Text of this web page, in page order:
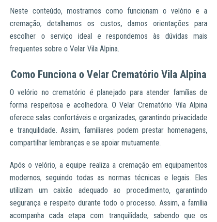
Neste conteúdo, mostramos como funcionam o velório e a
cremação, detalhamos os custos, damos orientações para
escolher o serviço ideal e respondemos às dúvidas mais
frequentes sobre o Velar Vila Alpina.
Como Funciona o Velar Crematório Vila Alpina
O velório no crematório é planejado para atender famílias de
forma respeitosa e acolhedora. O Velar Crematório Vila Alpina
oferece salas confortáveis e organizadas, garantindo privacidade
e tranquilidade. Assim, familiares podem prestar homenagens,
compartilhar lembranças e se apoiar mutuamente.
Após o velório, a equipe realiza a cremação em equipamentos
modernos, seguindo todas as normas técnicas e legais. Eles
utilizam um caixão adequado ao procedimento, garantindo
segurança e respeito durante todo o processo. Assim, a família
acompanha cada etapa com tranquilidade, sabendo que os